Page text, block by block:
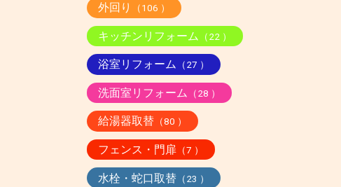
外回り （106 ）
キッチンリフォーム （22 ）
浴室リフォーム （27 ）
洗面室リフォーム （28 ）
給湯器取替（80 ）
フェンス・門扉（7 ）
水栓・蛇口取替（23 ）